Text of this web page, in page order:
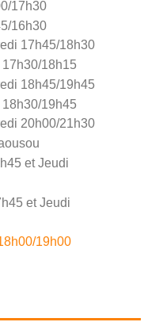
17h30
16h30
17h45/18h30
18h15
18h45/19h45
19h45
20h00/21h30
et Jeudi
et Jeudi
19h00